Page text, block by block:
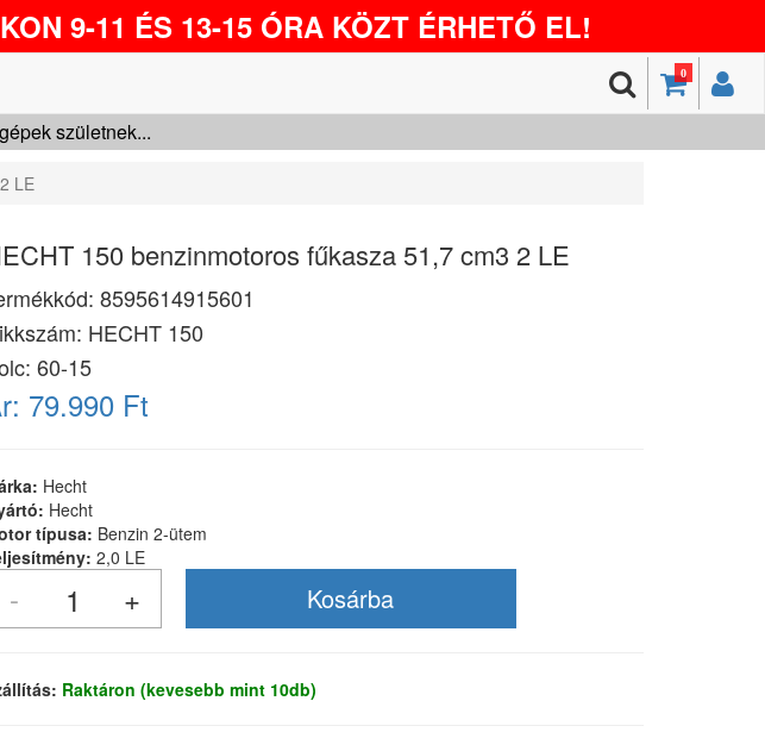
9-11 ÉS 13-15 ÓRA KÖZT ÉRHETŐ EL!
0
születnek...
LE
150 benzinmotoros fűkasza 51,7 cm3 2 LE
8595614915601
HECHT 150
60-15
79.990 Ft
Hecht
Hecht
típusa: Benzin 2-ütem
2,0 LE
Raktáron (kevesebb mint 10db)